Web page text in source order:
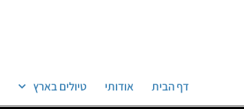
דף הבית אודותי טיולים בארץ